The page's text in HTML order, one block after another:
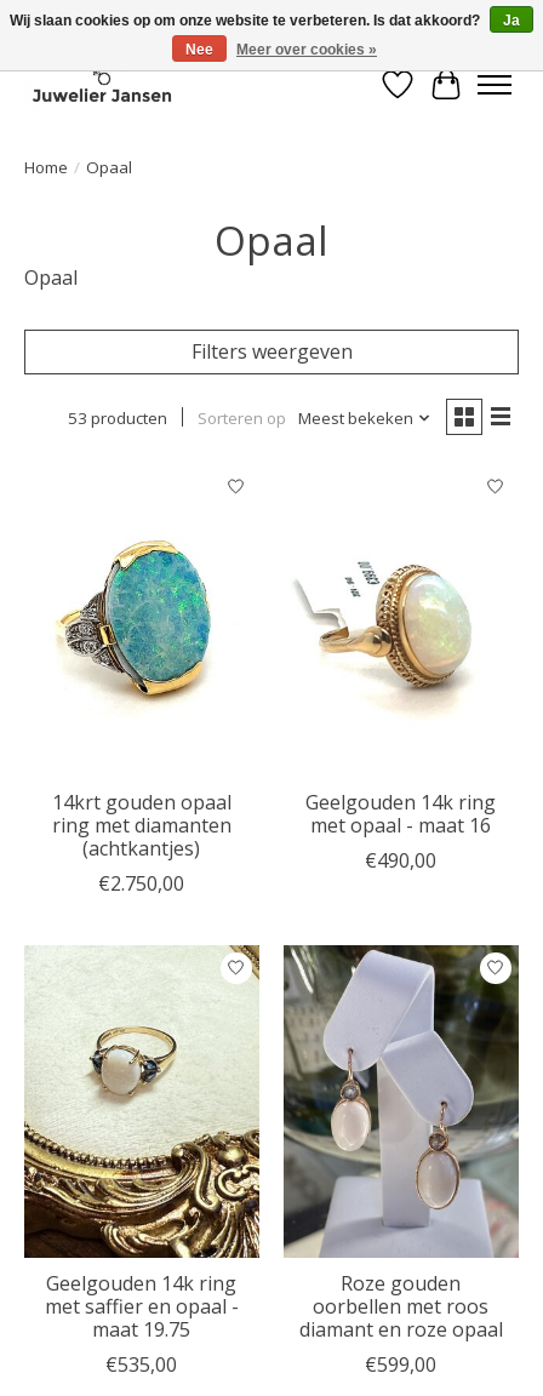
Verlanglijst
Home / Opaal
Opaal
Opaal
Filters weergeven
53 producten Sorteren op Meest bekeken
14krt gouden opaal
ring met diamanten
(achtkantjes)
€2.750,00
Geelgouden 14k ring
met opaal - maat 16
€490,00
Geelgouden 14k ring
met saffier en opaal -
maat 19.75
€535,00
Roze gouden
oorbellen met roos
diamant en roze opaal
€599,00
Wij slaan cookies op om onze website te verbeteren. Is dat akkoord?
Ja
Nee
Meer over cookies »